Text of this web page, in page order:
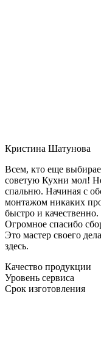
Кристина Шатунова
Всем, кто еще
советую Кухни мол!
спальню. Начиная с
монтажом никаких
быстро и
Огромное спасибо
Это мастер своего
здесь.
Качество продукции
Уровень сервиса
Срок изготовления